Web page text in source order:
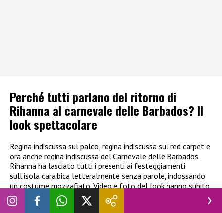
Perché tutti parlano del ritorno di
Rihanna al carnevale delle Barbados? Il
look spettacolare
Regina indiscussa sul palco, regina indiscussa sul red carpet e
ora anche regina indiscussa del Carnevale delle Barbados.
Rihanna ha lasciato tutti i presenti ai festeggiamenti
sull’isola caraibica letteralmente senza parole, indossando
un costume mozzafiato. Video e foto del look hanno subito
fatto il giro del web, con i fan della popstar incantati dalla
loro beniamina. Ma, come era fatto questo costume?